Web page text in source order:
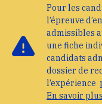
Pour les
l’épreuve
admissibles
une fiche
candidats
dossier de
l’expérience
En savoir plus